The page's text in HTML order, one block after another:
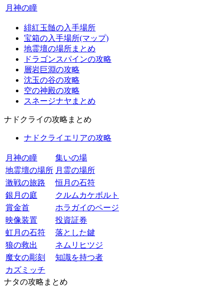
月神の瞳
緋紅玉髄の入手場所
宝箱の入手場所(マップ)
地霊壇の場所まとめ
ドラゴンスパインの攻略
層岩巨淵の攻略
沈玉の谷の攻略
空の神殿の攻略
スネージナヤまとめ
ナドクライの攻略まとめ
ナドクライエリアの攻略
月神の瞳
集いの場
地霊壇の場所 月霊の場所
激戦の旅路
恒月の石符
銀月の庭
クルムカケボルト
賞金首
ホラガイのページ
映像装置
投資証券
虹月の石符
落とした鍵
狼の救出
ネムリヒツジ
魔女の彫刻
知識を持つ者
カズミッチ
ナタの攻略まとめ